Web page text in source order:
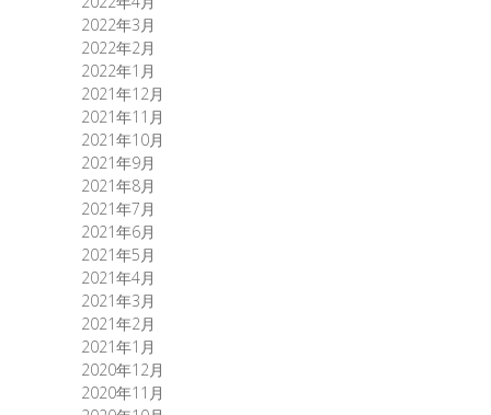
2022年3月
2022年2月
2022年1月
2021年12月
2021年11月
2021年10月
2021年9月
2021年8月
2021年7月
2021年6月
2021年5月
2021年4月
2021年3月
2021年2月
2021年1月
2020年12月
2020年11月